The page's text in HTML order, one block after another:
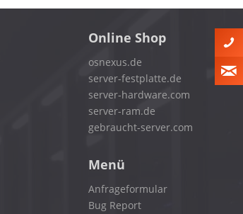
Online Shop
osnexus.de
server-festplatte.de
server-hardware.com
server-ram.de
gebraucht-server.com
Menü
Anfrageformular
Bug Report